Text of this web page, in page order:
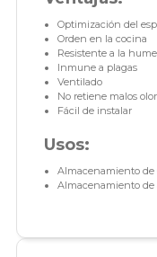
Optimización del
Orden en la cocina
Resistente a la
Inmune a plagas
Ventilado
No retiene malos
Fácil de instalar
Usos:
Almacenamiento de
Almacenamiento de